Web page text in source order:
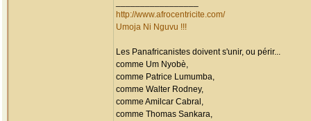
http://www.afrocentricite.com/
Umoja Ni Nguvu !!!
Les Panafricanistes doivent s'unir, ou périr...
comme Um Nyobè,
comme Patrice Lumumba,
comme Walter Rodney,
comme Amilcar Cabral,
comme Thomas Sankara,